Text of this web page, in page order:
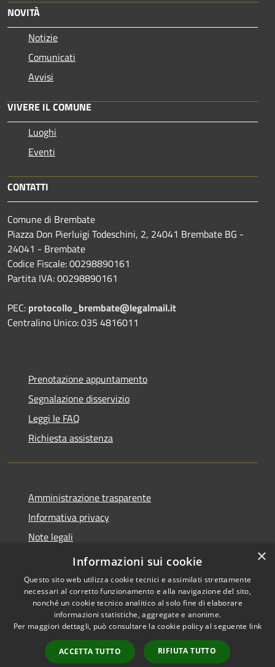
NOVITÀ
Notizie
Comunicati
Avvisi
VIVERE IL COMUNE
Luoghi
Eventi
CONTATTI
Comune di Brembate
Piazza Don Pierluigi Todeschini, 2, 24041 Brembate BG -
24041 - Brembate
Codice Fiscale: 00298890161
Partita IVA: 00298890161
PEC: protocollo_brembate@legalmail.it
Centralino Unico: 035 4816011
Prenotazione appuntamento
Segnalazione disservizio
Leggi le FAQ
Richiesta assistenza
Amministrazione trasparente
Informativa privacy
Note legali
Dichiarazione di accessibilità
Accessibilità
Copyright © 2026 • Comune di
Brembate • Powered by
Municipium•
Accesso
redazione
×
Informazioni sui cookie
Questo sito web utilizza cookie tecnici e assimilati strettamente
necessari al corretto funzionamento e alla navigazione del sito,
nonché un cookie tecnico analitico al solo fine di elaborare
informazioni statistiche, aggregate e anonime.
Per maggiori dettagli, può consultare la cookie policy al seguente link
ACCETTA TUTTO RIFIUTA TUTTO